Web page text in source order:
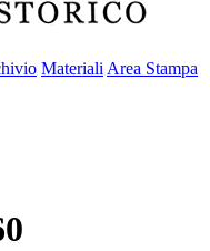
Materiali Area Stampa